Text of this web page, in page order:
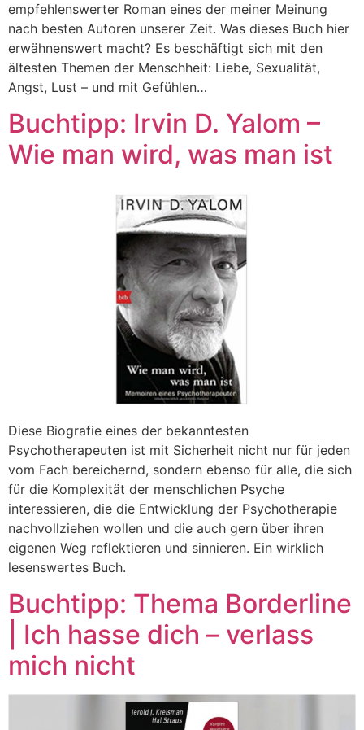
empfehlenswerter Roman eines der meiner Meinung
nach besten Autoren unserer Zeit. Was dieses Buch hier
erwähnenswert macht? Es beschäftigt sich mit den
ältesten Themen der Menschheit: Liebe, Sexualität,
Angst, Lust – und mit Gefühlen…
Buchtipp: Irvin D. Yalom –
Wie man wird, was man ist
Diese Biografie eines der bekanntesten
Psychotherapeuten ist mit Sicherheit nicht nur für jeden
vom Fach bereichernd, sondern ebenso für alle, die sich
für die Komplexität der menschlichen Psyche
interessieren, die die Entwicklung der Psychotherapie
nachvollziehen wollen und die auch gern über ihren
eigenen Weg reflektieren und sinnieren. Ein wirklich
lesenswertes Buch.
Buchtipp: Thema Borderline
| Ich hasse dich – verlass
mich nicht